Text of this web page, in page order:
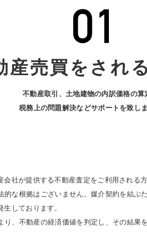
産売買をされ
不動産取引、土地建物の内訳価格の算
税務上の問題解決などサポートを致しま
社が提供する不動産査定をご利用される
的な根拠はございません。媒介契約を結ぶ
しております。
り、不動産の経済価値を判定し、その結果